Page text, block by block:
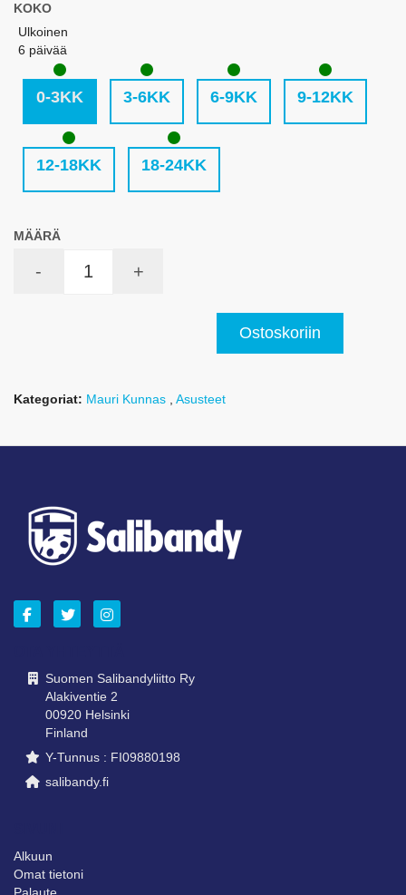
KOKO
Ulkoinen
6 päivää
0-3KK 3-6KK 6-9KK 9-12KK
12-18KK 18-24KK
MÄÄRÄ
- +
Ostoskoriin
Kategoriat: Mauri Kunnas Asusteet
Suomen Salibandyliitto Ry
Alakiventie 2
00920 Helsinki
Finland
Y-Tunnus : FI09880198
salibandy.fi
Alkuun
Omat tietoni
Palaute